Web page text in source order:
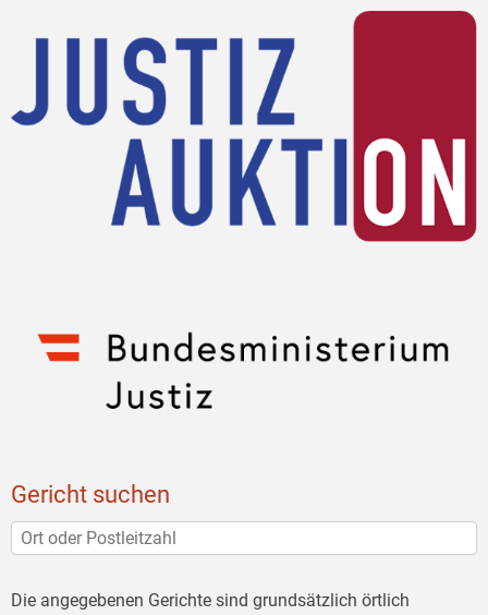
Gericht suchen
Die angegebenen Gerichte sind grundsätzlich örtlich